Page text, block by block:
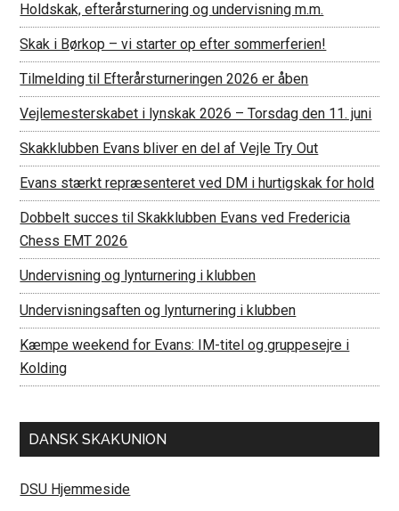
Holdskak, efterårsturnering og undervisning m.m.
Skak i Børkop – vi starter op efter sommerferien!
Tilmelding til Efterårsturneringen 2026 er åben
Vejlemesterskabet i lynskak 2026 – Torsdag den 11. juni
Skakklubben Evans bliver en del af Vejle Try Out
Evans stærkt repræsenteret ved DM i hurtigskak for hold
Dobbelt succes til Skakklubben Evans ved Fredericia
Chess EMT 2026
Undervisning og lynturnering i klubben
Undervisningsaften og lynturnering i klubben
Kæmpe weekend for Evans: IM-titel og gruppesejre i
Kolding
DANSK SKAKUNION
DSU Hjemmeside